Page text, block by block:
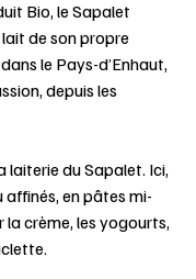
Bio, le Sapalet
de son propre
le Pays-d’Enhaut,
depuis les
laiterie du Sapalet. Ici,
en pâtes mi-
la crème, les yogourts,